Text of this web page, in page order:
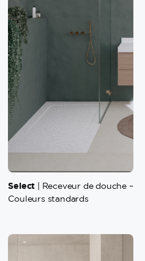
Select | Receveur de douche –
Couleurs standards